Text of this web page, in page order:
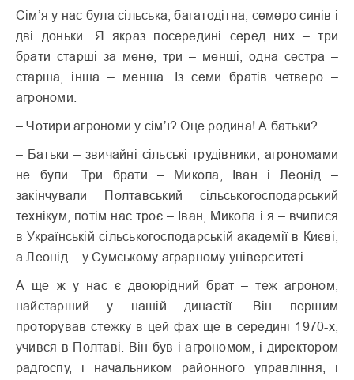
Сім’я у нас була сільська, багатодітна, семеро синів і
дві доньки. Я якраз посередині серед них – три
брати старші за мене, три – менші, одна сестра –
старша, інша – менша. Із семи братів четверо –
агрономи.
– Чотири агрономи у сім’ї? Оце родина! А батьки?
– Батьки – звичайні сільські трудівники, агрономами
не були. Три брати – Микола, Іван і Леонід –
закінчували Полтавський сільськогосподарський
технікум, потім нас троє – Іван, Микола і я – вчилися
в Українській сільськогосподарській академії в Києві,
а Леонід – у Сумському аграрному університеті.
А ще ж у нас є двоюрідний брат – теж агроном,
найстарший у нашій династії. Він першим
проторував стежку в цей фах ще в середині 1970-х,
учився в Полтаві. Він був і агрономом, і директором
радгоспу, і начальником районного управління, і